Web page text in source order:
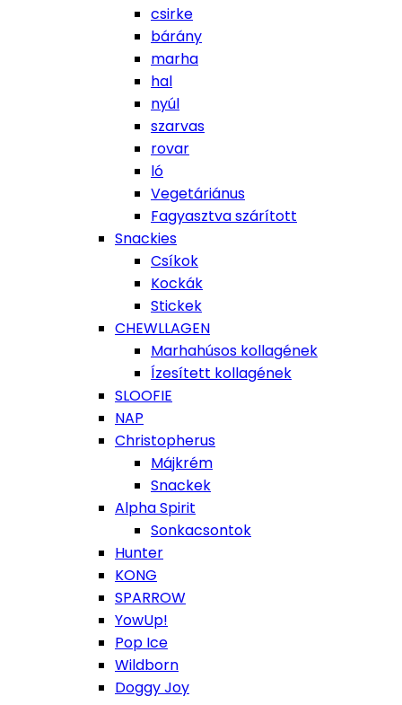
csirke
bárány
marha
hal
nyúl
szarvas
rovar
ló
Vegetáriánus
Fagyasztva szárított
Snackies
Csíkok
Kockák
Stickek
CHEWLLAGEN
Marhahúsos kollagének
Ízesített kollagének
SLOOFIE
NAP
Christopherus
Májkrém
Snackek
Alpha Spirit
Sonkacsontok
Hunter
KONG
SPARROW
YowUp!
Pop Ice
Wildborn
Doggy Joy